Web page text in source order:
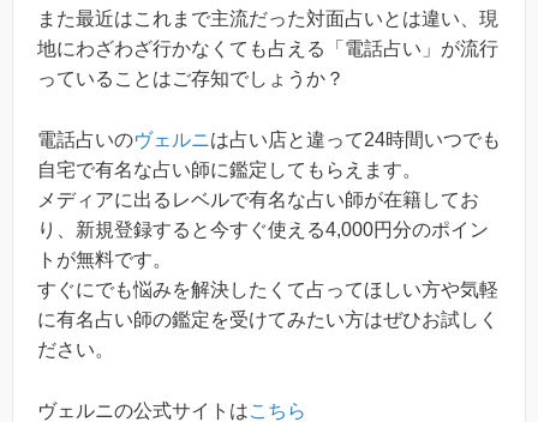
また最近はこれまで主流だった対面占いとは違い、現
地にわざわざ行かなくても占える「電話占い」が流行
っていることはご存知でしょうか？
電話占いのヴェルニは占い店と違って24時間いつでも
自宅で有名な占い師に鑑定してもらえます。
メディアに出るレベルで有名な占い師が在籍してお
り、新規登録すると今すぐ使える4,000円分のポイン
トが無料です。
すぐにでも悩みを解決したくて占ってほしい方や気軽
に有名占い師の鑑定を受けてみたい方はぜひお試しく
ださい。
ヴェルニの公式サイトはこちら